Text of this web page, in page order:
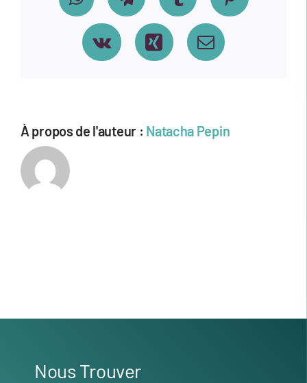
Vk Xing Email
À propos de l'auteur : Natacha Pepin
Nous Trouver